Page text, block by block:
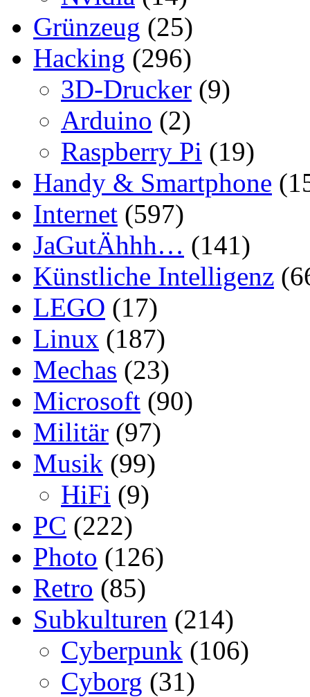
Grünzeug (25)
Hacking (296)
3D-Drucker (9)
Arduino (2)
Raspberry Pi (19)
Handy & Smartphone
Internet (597)
JaGutÄhhh… (141)
Künstliche Intelligenz
LEGO (17)
Linux (187)
Mechas (23)
Microsoft (90)
Militär (97)
Musik (99)
HiFi (9)
PC (222)
Photo (126)
Retro (85)
Subkulturen (214)
Cyberpunk (106)
Cyborg (31)